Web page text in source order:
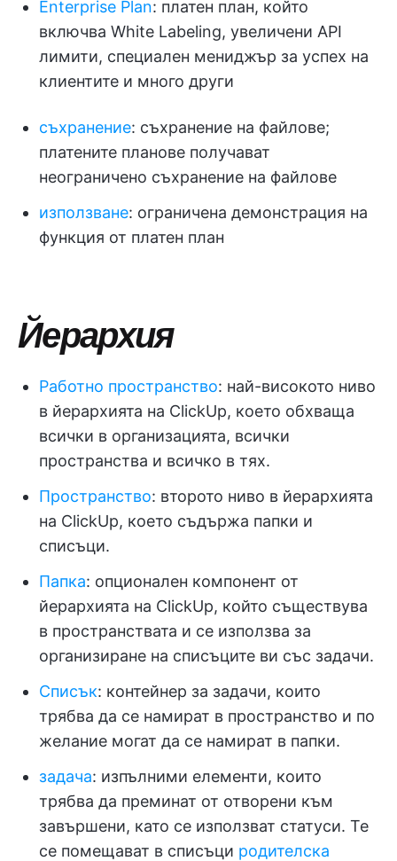
Enterprise Plan: платен план, който
включва White Labeling, увеличени API
лимити, специален мениджър за успех на
клиентите и много други
съхранение: съхранение на файлове;
платените планове получават
неограничено съхранение на файлове
използване: ограничена демонстрация на
функция от платен план
Йерархия
Работно пространство: най-високото ниво
в йерархията на ClickUp, което обхваща
всички в организацията, всички
пространства и всичко в тях.
Пространство: второто ниво в йерархията
на ClickUp, което съдържа папки и
списъци.
Папка: опционален компонент от
йерархията на ClickUp, който съществува
в пространствата и се използва за
организиране на списъците ви със задачи.
Списък: контейнер за задачи, които
трябва да се намират в пространство и по
желание могат да се намират в папки.
задача: изпълними елементи, които
трябва да преминат от отворени към
завършени, като се използват статуси. Те
се помещават в списъци родителска